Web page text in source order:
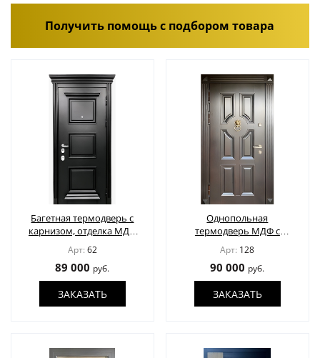
Получить помощь с подбором товара
Багетная термодверь с
карнизом, отделка МДФ
шпон
Арт: 62
89 000 руб.
ЗАКАЗАТЬ
Однопольная
термодверь МДФ с
кнокером
Арт: 128
90 000 руб.
ЗАКАЗАТЬ